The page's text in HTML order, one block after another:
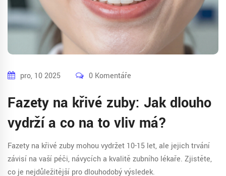
pro, 10 2025 0 Komentáře
Fazety na křivé zuby: Jak dlouho
vydrží a co na to vliv má?
Fazety na křivé zuby mohou vydržet 10-15 let, ale jejich trvání
závisí na vaší péči, návycích a kvalitě zubního lékaře. Zjistěte,
co je nejdůležitější pro dlouhodobý výsledek.